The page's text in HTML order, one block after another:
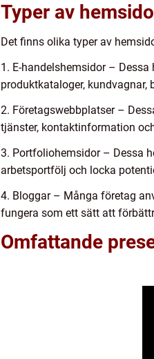
Typer av
Det finns olika typer av
1. E-handelshemsidor –
produktkataloger,
2. Företagswebbplatser –
tjänster, kontaktinformation
3. Portfoliohemsidor – Dessa
arbetsportfölj och locka
4. Bloggar – Många företag
fungera som ett sätt att
Omfattande